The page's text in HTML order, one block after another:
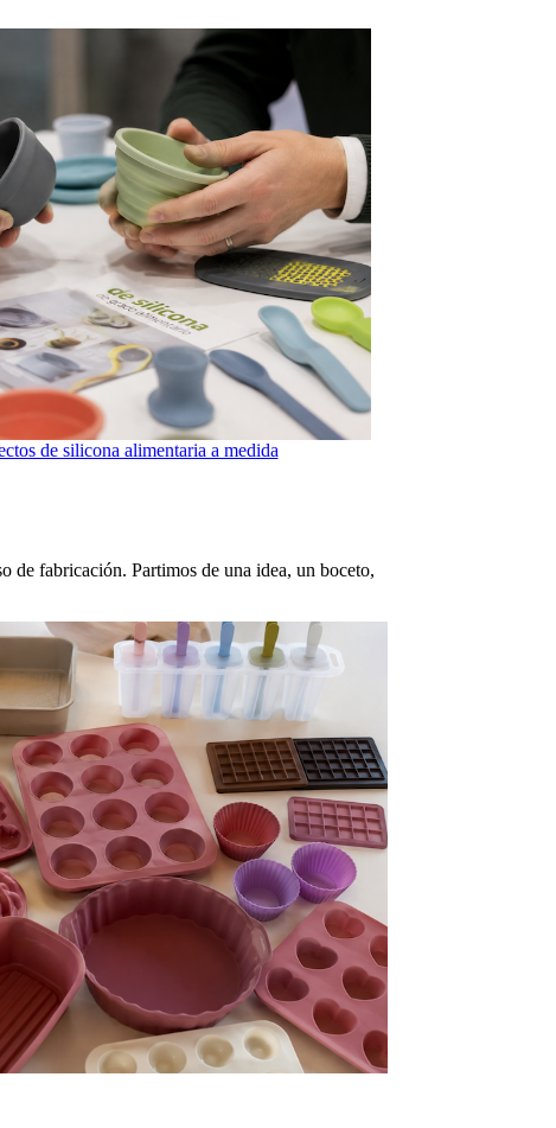
de silicona alimentaria a medida
de fabricación. Partimos de una idea, un boceto,